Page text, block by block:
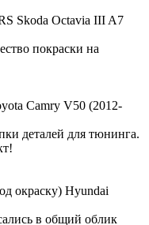
Skoda Octavia III A7
покраски на
Camry V50 (2012-
деталей для тюнинга.
окраску) Hyundai
в общий облик